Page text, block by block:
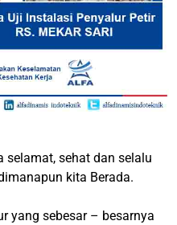
selamat, sehat dan selalu
kita Berada.
yang sebesar – besarnya